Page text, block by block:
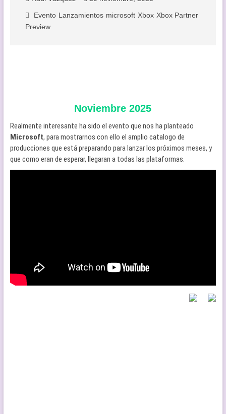
Evento Lanzamientos microsoft Xbox Xbox Partner
Preview
Noviembre 2025
Realmente interesante ha sido el evento que nos ha planteado
Microsoft, para mostrarnos con ello el amplio catalogo de
producciones que está preparando para lanzar los próximos meses, y
que como eran de esperar, llegaran a todas las plataformas.